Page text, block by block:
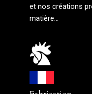
et nos créations
matière…